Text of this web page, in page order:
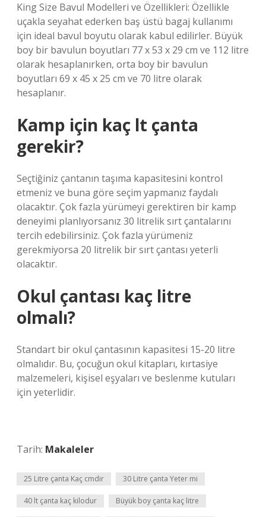
King Size Bavul Modelleri ve Özellikleri: Özellikle
uçakla seyahat ederken baş üstü bagaj kullanımı
için ideal bavul boyutu olarak kabul edilirler. Büyük
boy bir bavulun boyutları 77 x 53 x 29 cm ve 112 litre
olarak hesaplanırken, orta boy bir bavulun
boyutları 69 x 45 x 25 cm ve 70 litre olarak
hesaplanır.
Kamp için kaç lt çanta
gerekir?
Seçtiğiniz çantanın taşıma kapasitesini kontrol
etmeniz ve buna göre seçim yapmanız faydalı
olacaktır. Çok fazla yürümeyi gerektiren bir kamp
deneyimi planlıyorsanız 30 litrelik sırt çantalarını
tercih edebilirsiniz. Çok fazla yürümeniz
gerekmiyorsa 20 litrelik bir sırt çantası yeterli
olacaktır.
Okul çantası kaç litre
olmalı?
Standart bir okul çantasının kapasitesi 15-20 litre
olmalıdır. Bu, çocuğun okul kitapları, kırtasiye
malzemeleri, kişisel eşyaları ve beslenme kutuları
için yeterlidir.
Tarih: Makaleler
25 Litre çanta Kaç cmdir 30 Litre çanta Yeter mi
40 lt çanta kaç kilodur Büyük boy çanta kaç litre